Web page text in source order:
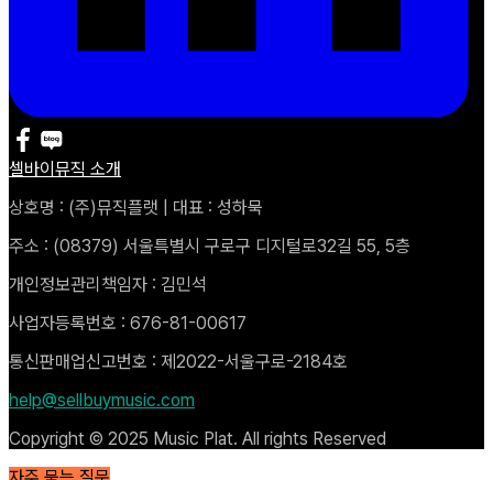
셀바이뮤직 소개
상호명 : (주)뮤직플랫 | 대표 : 성하묵
주소 : (08379) 서울특별시 구로구 디지털로32길 55, 5층
개인정보관리책임자 : 김민석
사업자등록번호 : 676-81-00617
통신판매업신고번호 : 제2022-서울구로-2184호
help@sellbuymusic.com
Copyright © 2025 Music Plat. All rights Reserved